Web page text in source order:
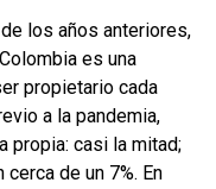
los años anteriores,
es una
propietario cada
a la pandemia,
propia: casi la mitad;
de un 7%. En